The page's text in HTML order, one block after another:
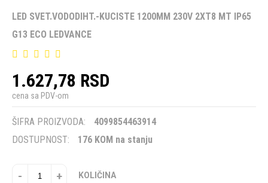
LED SVET.VODODIHT.-KUCISTE 1200MM 230V 2XT8 MT IP65
G13 ECO LEDVANCE
1.627,78 RSD
cena sa PDV-om
ŠIFRA PROIZVODA:
4099854463914
DOSTUPNOST:
176 KOM na stanju
- + KOLIČINA